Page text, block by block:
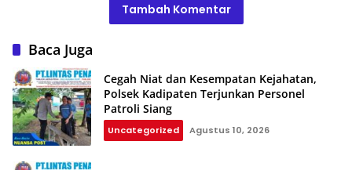
Tambah Komentar
Baca Juga
Cegah Niat dan Kesempatan Kejahatan,
Polsek Kadipaten Terjunkan Personel
Patroli Siang
Uncategorized Agustus 10, 2026